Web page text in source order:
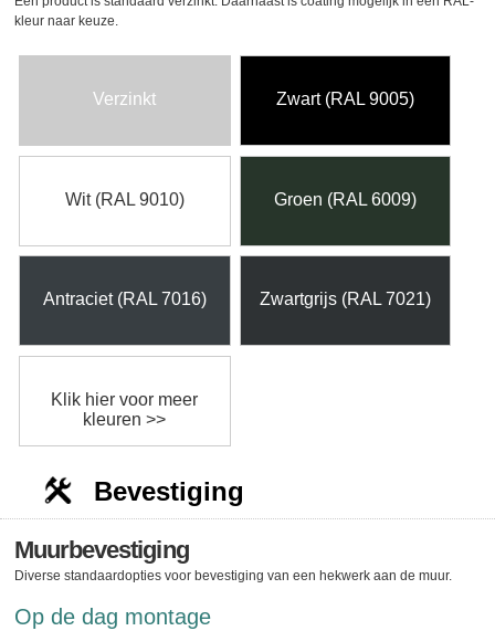
kleur naar keuze.
Verzinkt Zwart (RAL 9005)
Wit (RAL 9010) Groen (RAL 6009)
Antraciet (RAL 7016) Zwartgrijs (RAL 7021)
Klik hier voor meer
kleuren >>
Bevestiging
Muurbevestiging
Diverse standaardopties voor bevestiging van een hekwerk aan de muur.
Op de dag montage